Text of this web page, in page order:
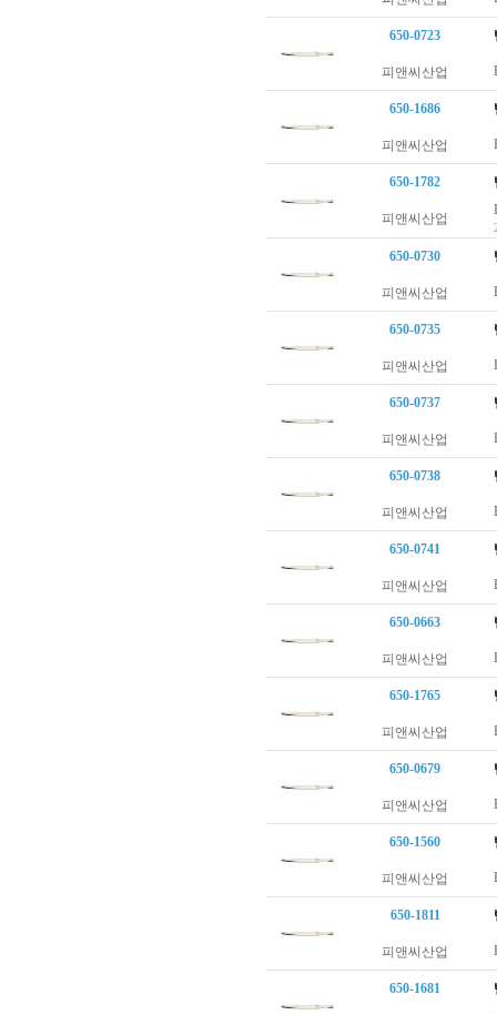
650-0723
피앤씨산업
650-1686
피앤씨산업
650-1782
피앤씨산업
650-0730
피앤씨산업
650-0735
피앤씨산업
650-0737
피앤씨산업
650-0738
피앤씨산업
650-0741
피앤씨산업
650-0663
피앤씨산업
650-1765
피앤씨산업
650-0679
피앤씨산업
650-1560
피앤씨산업
650-1811
피앤씨산업
650-1681